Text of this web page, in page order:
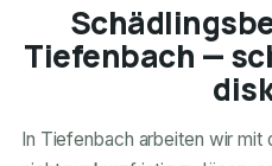
Tiefenbach —
In Tiefenbach arbeiten wir mit